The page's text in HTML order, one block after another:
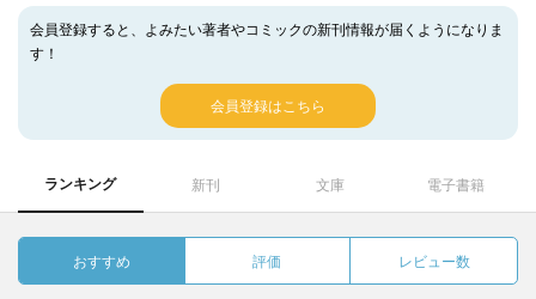
会員登録すると、よみたい著者やコミックの新刊情報が届くようになりま
す！
会員登録はこちら
ランキング 新刊 文庫 電子書籍
おすすめ 評価 レビュー数